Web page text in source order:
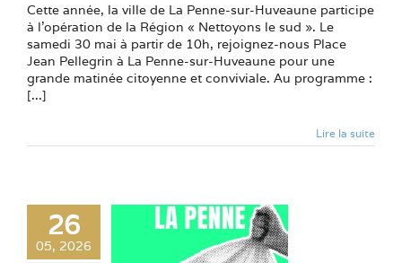
Cette année, la ville de La Penne-sur-Huveaune participe
à l’opération de la Région « Nettoyons le sud ». Le
samedi 30 mai à partir de 10h, rejoignez-nous Place
Jean Pellegrin à La Penne-sur-Huveaune pour une
grande matinée citoyenne et conviviale. Au programme :
[...]
Lire la suite
26
05, 2026